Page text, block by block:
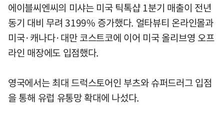
에이블씨엔씨의 미샤는 미국 틱톡샵 1분기 매출이 전년
동기 대비 무려 3199% 증가했다. 얼타뷰티 온라인몰과
미국·캐나다·대만 코스트코에 이어 미국 올리브영 오프
라인 매장에도 입점했다.
영국에서는 최대 드럭스토어인 부츠와 슈퍼드러그 입점
을 통해 유럽 유통망 확대에 나섰다.